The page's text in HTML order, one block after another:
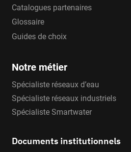
Catalogues partenaires
Glossaire
Guides de choix
Notre métier
Spécialiste réseaux d’eau
Spécialiste réseaux industriels
Spécialiste Smartwater
Documents institutionnels